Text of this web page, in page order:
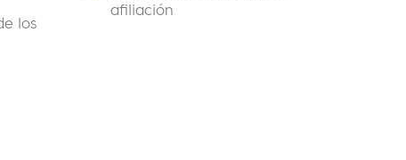
los
afiliación